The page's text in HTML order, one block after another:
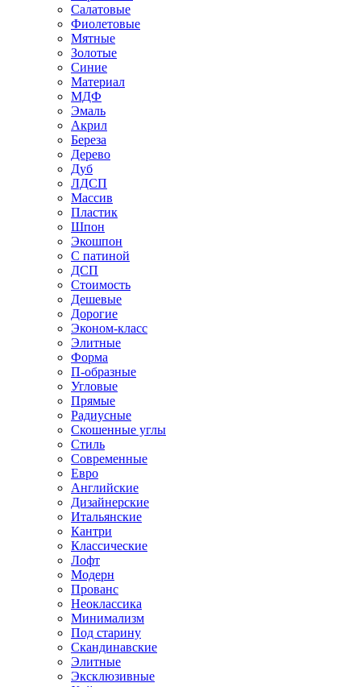
Салатовые
Фиолетовые
Мятные
Золотые
Синие
Материал
МДФ
Эмаль
Акрил
Береза
Дерево
Дуб
ЛДСП
Массив
Пластик
Шпон
Экошпон
С патиной
ДСП
Стоимость
Дешевые
Дорогие
Эконом-класс
Элитные
Форма
П-образные
Угловые
Прямые
Радиусные
Скошенные углы
Стиль
Современные
Евро
Английские
Дизайнерские
Итальянские
Кантри
Классические
Лофт
Модерн
Прованс
Неоклассика
Минимализм
Под старину
Скандинавские
Элитные
Эксклюзивные